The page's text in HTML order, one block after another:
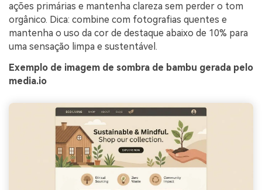
ações primárias e mantenha clareza sem perder o tom
orgânico. Dica: combine com fotografias quentes e
mantenha o uso da cor de destaque abaixo de 10% para
uma sensação limpa e sustentável.
Exemplo de imagem de sombra de bambu gerada pelo
media.io